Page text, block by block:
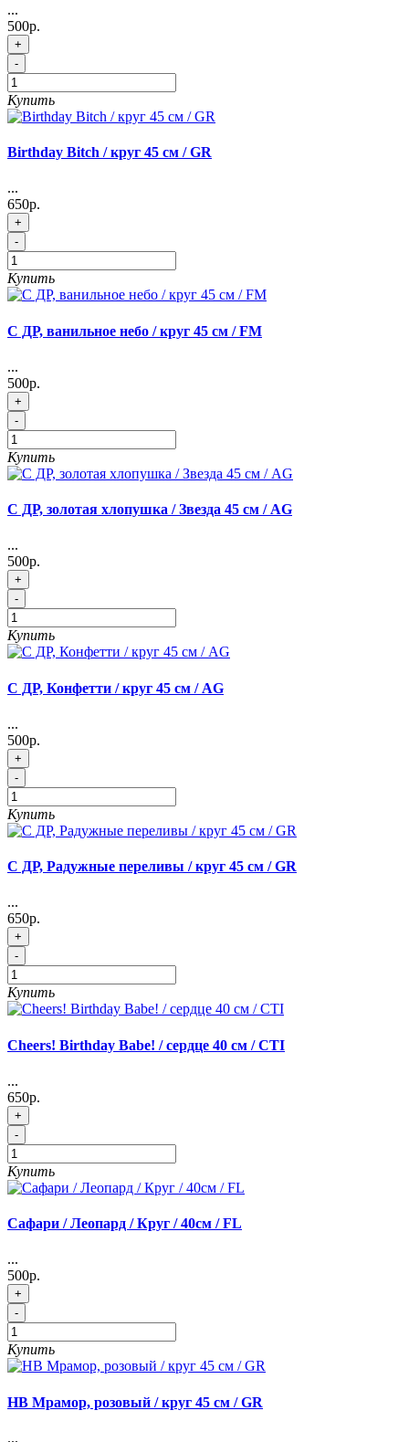
...
500р.
+
-
Купить
Birthday Bitch / круг 45 см / GR
...
650р.
+
-
Купить
C ДР, ванильное небо / круг 45 см / FM
...
500р.
+
-
Купить
C ДР, золотая хлопушка / Звезда 45 см / AG
...
500р.
+
-
Купить
C ДР, Конфетти / круг 45 см / AG
...
500р.
+
-
Купить
C ДР, Радужные переливы / круг 45 см / GR
...
650р.
+
-
Купить
Cheers! Birthday Babe! / сердце 40 см / CTI
...
650р.
+
-
Купить
Cафари / Леопард / Круг / 40см / FL
...
500р.
+
-
Купить
HB Мрамор, розовый / круг 45 см / GR
...